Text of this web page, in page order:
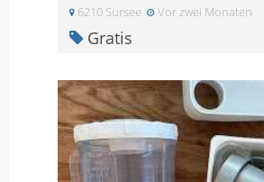
6210 Sursee Vor zwei Monaten
Gratis